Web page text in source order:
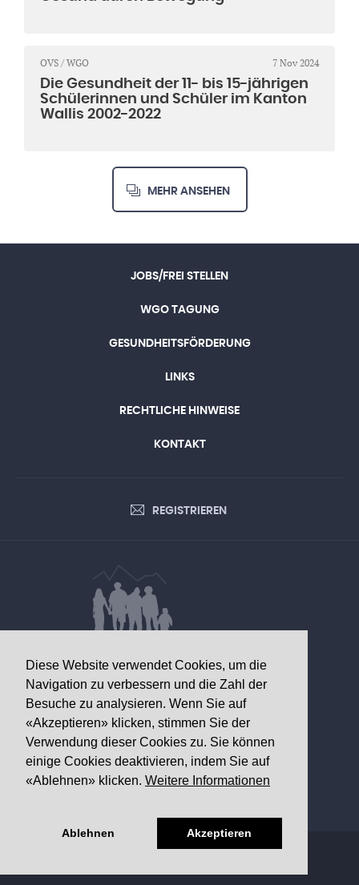
Diese Website verwendet Cookies, um die
Navigation zu verbessern und die Zahl der
Besuche zu analysieren. Wenn Sie auf
«Akzeptieren» klicken, stimmen Sie der
Verwendung dieser Cookies zu. Sie können
einige Cookies deaktivieren, indem Sie auf
«Ablehnen» klicken. Weitere Informationen
Ablehnen Akzeptieren
OVS / WGO 7 Nov 2024
Die Gesundheit der 11- bis 15-jährigen
Schülerinnen und Schüler im Kanton
Wallis 2002-2022
MEHR ANSEHEN
JOBS/FREI STELLEN
WGO TAGUNG
GESUNDHEITSFÖRDERUNG
LINKS
RECHTLICHE HINWEISE
KONTAKT
REGISTRIEREN
INTERESSE
Walliser Gesundheitsobservatorium
Av. Grand-Champsec 64
1950 Sitten
Telefon+41 27 603 49 61